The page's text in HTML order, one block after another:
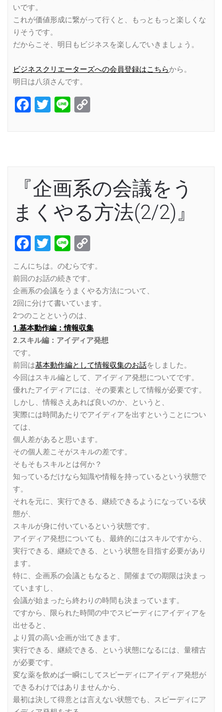
いです。
これが価値形成に繋がって行くと、もっともっと楽しくな
りそうです。
だからこそ、明日もビジネスを楽しんでいきましょう。
ビジネスクリエーターズへの会員登録はこちらから。
明日は八須さんです。
Facebook
Twitter
Line
『企画系の会議をう
まくやる方法(2/2)』
Facebook
Twitter
Line
Link
こんにちは。のむらです。
前回のお話の続きです。
企画系の会議をうまくやる方法について、
2回に分けて書いています。
2つのことというのは、
1.基本動作編：情報収集
2.スキル編：アイディア発想
です。
前回は基本動作編として情報収集のお話をしました。
今回はスキル編として、アイディア発想についてです。
優れたアイディアには、その要素として情報が必要です。
しかし、情報さえあれば良いのか、というと、
実際には時間あたりでアイディアを出すということについ
ては、
個人差があると思います。
その個人差こそがスキルの差です。
そもそもスキルとは何か？
知っているだけなら知識や情報を持っているという状態で
す。
それを元に、実行できる、継続できるようになっている状
態が、
スキルが身に付いているという状態です。
アイディア発想についても、最終的にはスキルですから、
実行できる、継続できる、という状態を目指す必要があり
ます。
特に、企画系の会議ともなると、開催までの期限は決まっ
ていますし、
会議が始まったら終わりの時間も決まっています。
ですから、限られた時間の中でスピーディにアイディアを
出せると、
より質の高い企画が出てきます。
実行できる、継続できる、という状態になるには、量稽古
が必要です。
変な薬を飲めば一瞬にしてスピーディにアイディア発想が
できるわけではありませんから、
最初は決して得意とは言えない状態でも、スピーディにア